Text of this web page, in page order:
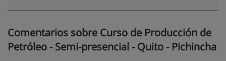
Comentarios sobre Curso de Producción de
Petróleo - Semi-presencial - Quito - Pichincha